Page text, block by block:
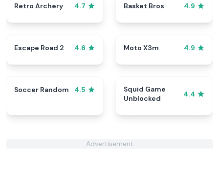
Retro Archery 4.7 Basket Bros 4.9
Escape Road 2 4.6 Moto X3m 4.9
Soccer Random 4.5
Squid Game
Unblocked
4.4
Advertisement